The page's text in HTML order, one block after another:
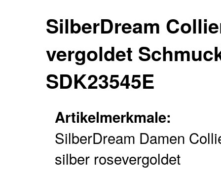
SilberDream
vergoldet
SDK23545E
Artikelmerkmale:
SilberDream Damen
silber rosevergoldet